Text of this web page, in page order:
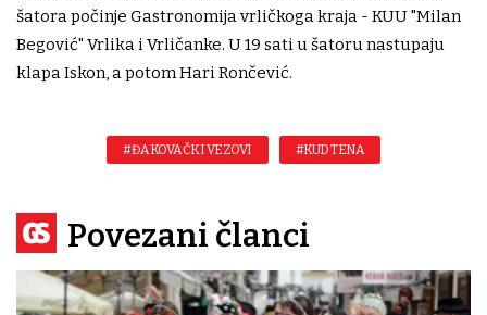
šatora počinje Gastronomija vrličkoga kraja - KUU "Milan
Begović" Vrlika i Vrličanke. U 19 sati u šatoru nastupaju
klapa Iskon, a potom Hari Rončević.
#ĐAKOVAČKI VEZOVI #KUD TENA
Povezani članci